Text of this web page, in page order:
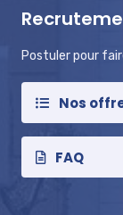
Postuler pour
Nos
FAQ